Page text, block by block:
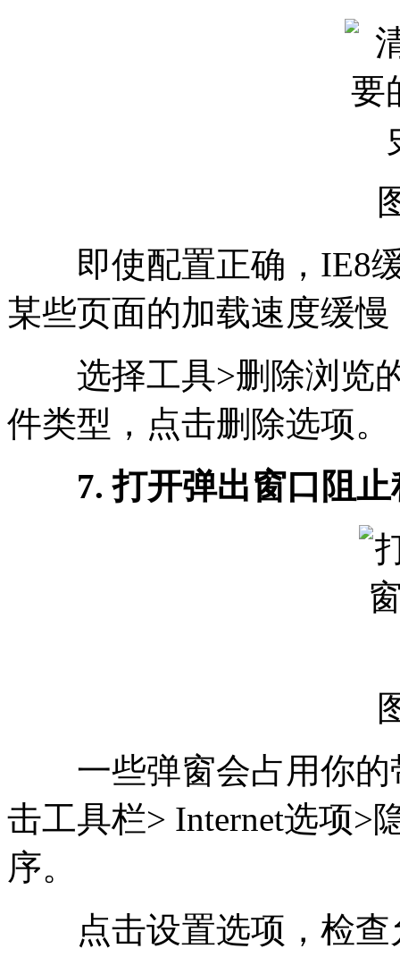
即使配置正确，IE8缓
某些页面的加载速度缓
选择工具>删除浏览的
件类型，点击删除选项。
7. 打开弹出窗口阻
一些弹窗会占用你的
击工具栏> Internet选项>
序。
点击设置选项，检查